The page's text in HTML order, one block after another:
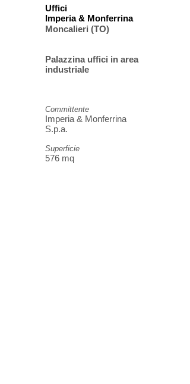
Moncalieri (TO)
Palazzina uffici in area
industriale
Committente
Imperia & Monferrina
S.p.a.
Superficie
576 mq
Uffici
Imperia & Monferrina